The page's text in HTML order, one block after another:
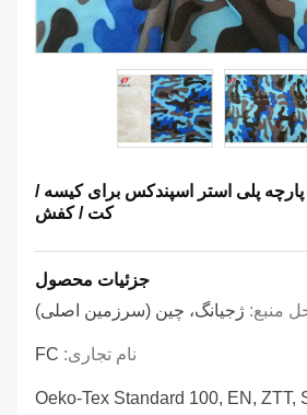
پارچه پلی استر اسپندکس برای کیسه /
کت / کفش
جزئیات محصول
منبع: ژجیانگ، چین (سرزمین اصلی)
نام تجاری: FC
Oeko-Tex Standard 100, EN, ZTT,